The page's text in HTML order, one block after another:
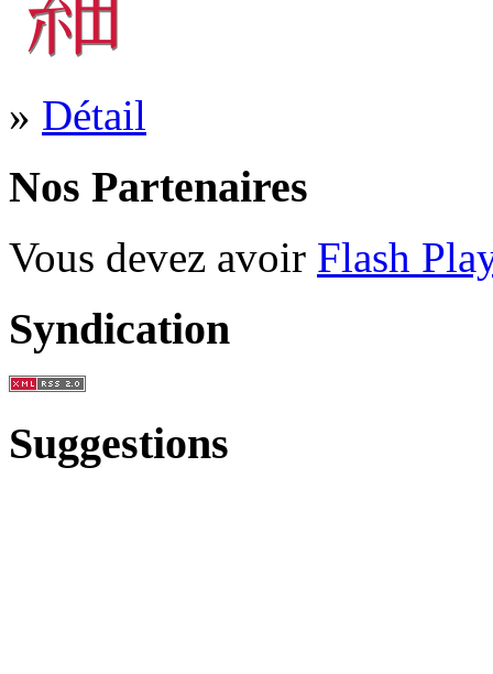
» Détail
Nos Partenaires
Vous devez avoir Flash
Syndication
Suggestions